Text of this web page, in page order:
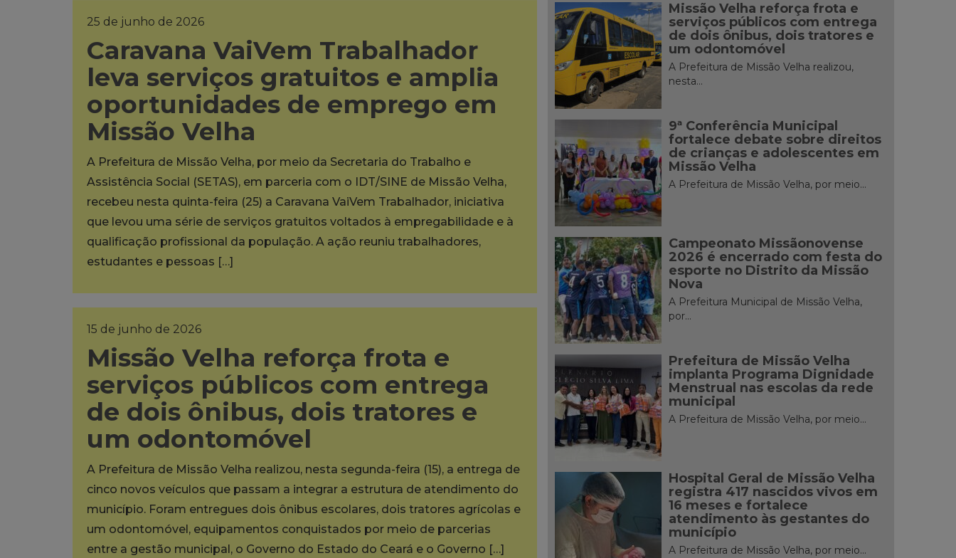
25 de junho de 2026
Caravana VaiVem Trabalhador
leva serviços gratuitos e amplia
oportunidades de emprego em
Missão Velha
A Prefeitura de Missão Velha, por meio da Secretaria do Trabalho e
Assistência Social (SETAS), em parceria com o IDT/SINE de Missão Velha,
recebeu nesta quinta-feira (25) a Caravana VaiVem Trabalhador, iniciativa
que levou uma série de serviços gratuitos voltados à empregabilidade e à
qualificação profissional da população. A ação reuniu trabalhadores,
estudantes e pessoas […]
15 de junho de 2026
Missão Velha reforça frota e
serviços públicos com entrega
de dois ônibus, dois tratores e
um odontomóvel
A Prefeitura de Missão Velha realizou, nesta segunda-feira (15), a entrega de
cinco novos veículos que passam a integrar a estrutura de atendimento do
município. Foram entregues dois ônibus escolares, dois tratores agrícolas e
um odontomóvel, equipamentos conquistados por meio de parcerias
entre a gestão municipal, o Governo do Estado do Ceará e o Governo […]
Missão Velha reforça frota e
serviços públicos com entrega
de dois ônibus, dois tratores e
um odontomóvel
A Prefeitura de Missão Velha realizou,
nesta...
9ª Conferência Municipal
fortalece debate sobre direitos
de crianças e adolescentes em
Missão Velha
A Prefeitura de Missão Velha, por meio...
Campeonato Missãonovense
2026 é encerrado com festa do
esporte no Distrito da Missão
Nova
A Prefeitura Municipal de Missão Velha,
por...
Prefeitura de Missão Velha
implanta Programa Dignidade
Menstrual nas escolas da rede
municipal
A Prefeitura de Missão Velha, por meio...
Hospital Geral de Missão Velha
registra 417 nascidos vivos em
16 meses e fortalece
atendimento às gestantes do
município
A Prefeitura de Missão Velha, por meio...